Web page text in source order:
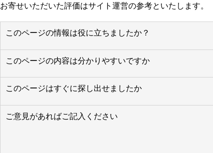
お寄せいただいた評価はサイト運営の参考といたします。
このページの情報は役に立ちましたか？
このページの内容は分かりやすいですか
このページはすぐに探し出せましたか
ご意見があればご記入ください